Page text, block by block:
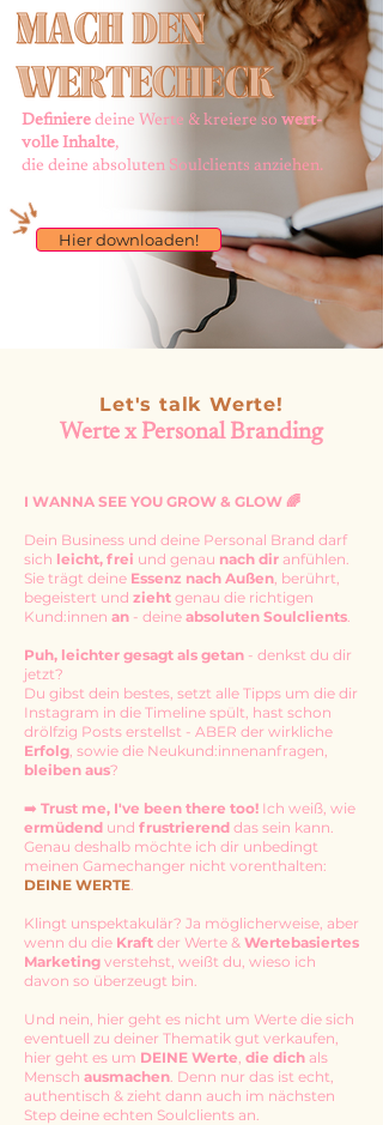
Definiere deine Werte & kreiere so wert-
volle Inhalte,
die deine absoluten Soulclients anziehen.
Hier downloaden!
Let's talk Werte!
Werte x Personal Branding
I WANNA SEE YOU GROW & GLOW 🌈
Dein Business und deine Personal Brand darf
sich leicht, frei und genau nach dir anfühlen.
Sie trägt deine Essenz nach Außen, berührt,
begeistert und zieht genau die richtigen
Kund:innen an - deine absoluten Soulclients.
Puh, leichter gesagt als getan - denkst du dir
jetzt?
Du gibst dein bestes, setzt alle Tipps um die dir
Instagram in die Timeline spült, hast schon
drölfzig Posts erstellst - ABER der wirkliche
Erfolg, sowie die Neukund:innenanfragen,
bleiben aus?
➡️ Trust me, I've been there too! Ich weiß, wie
ermüdend und frustrierend das sein kann.
Genau deshalb möchte ich dir unbedingt
meinen Gamechanger nicht vorenthalten:
DEINE WERTE.
Klingt unspektakulär? Ja möglicherweise, aber
wenn du die Kraft der Werte & Wertebasiertes
Marketing verstehst, weißt du, wieso ich
davon so überzeugt bin.
Und nein, hier geht es nicht um Werte die sich
eventuell zu deiner Thematik gut verkaufen,
hier geht es um DEINE Werte, die dich als
Mensch ausmachen. Denn nur das ist echt,
authentisch & zieht dann auch im nächsten
Step deine echten Soulclients an.